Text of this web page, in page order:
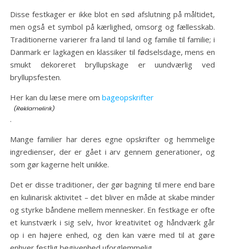
Disse festkager er ikke blot en sød afslutning på måltidet,
men også et symbol på kærlighed, omsorg og fællesskab.
Traditionerne varierer fra land til land og familie til familie; i
Danmark er lagkagen en klassiker til fødselsdage, mens en
smukt dekoreret bryllupskage er uundværlig ved
bryllupsfesten.
Her kan du læse mere om bageopskrifter
.
Mange familier har deres egne opskrifter og hemmelige
ingredienser, der er gået i arv gennem generationer, og
som gør kagerne helt unikke.
Det er disse traditioner, der gør bagning til mere end bare
en kulinarisk aktivitet – det bliver en måde at skabe minder
og styrke båndene mellem mennesker. En festkage er ofte
et kunstværk i sig selv, hvor kreativitet og håndværk går
op i en højere enhed, og den kan være med til at gøre